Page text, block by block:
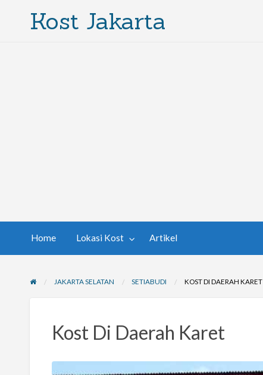
Kost Jakarta
Home Lokasi Kost Artikel
JAKARTA SELATAN SETIABUDI KOST DI DAERAH KARET
Kost Di Daerah Karet